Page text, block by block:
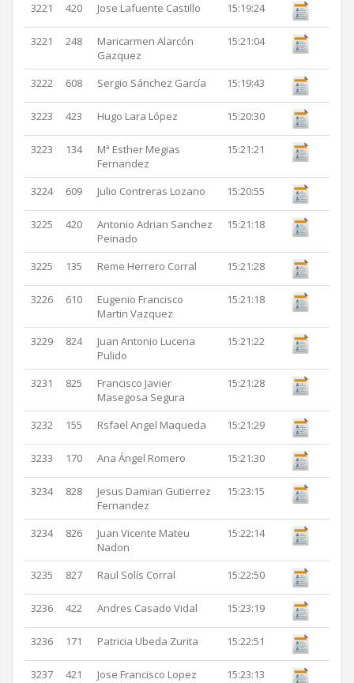
3221 420 Jose Lafuente Castillo 15:19:24
3221 248
Maricarmen Alarcón
Gazquez
15:21:04
3222 608 Sergio Sánchez García 15:19:43
3223 423 Hugo Lara López 15:20:30
3223 134
Mª Esther Megias
Fernandez
15:21:21
3224 609 Julio Contreras Lozano 15:20:55
3225 420
Antonio Adrian Sanchez
Peinado
15:21:18
3225 135 Reme Herrero Corral 15:21:28
3226 610
Eugenio Francisco
Martin Vazquez
15:21:18
3229 824
Juan Antonio Lucena
Pulido
15:21:22
3231 825
Francisco Javier
Masegosa Segura
15:21:28
3232 155 Rsfael Angel Maqueda 15:21:29
3233 170 Ana Ángel Romero 15:21:30
3234 828
Jesus Damian Gutierrez
Fernandez
15:23:15
3234 826
Juan Vicente Mateu
Nadon
15:22:14
3235 827 Raul Solís Corral 15:22:50
3236 422 Andres Casado Vidal 15:23:19
3236 171 Patricia Ubeda Zurita 15:22:51
3237 421
Jose Francisco Lopez
15:23:13